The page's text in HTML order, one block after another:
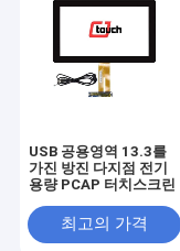
USB 공용영역 13.3를
가진 방진 다지점 전기
용량 PCAP 터치스크린
최고의 가격